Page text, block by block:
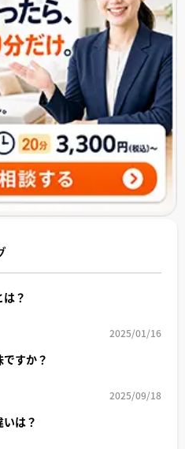
？
2025/01/16
すか？
2025/09/18
は？